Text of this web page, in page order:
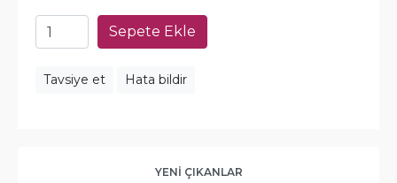
Sepete Ekle
Tavsiye et Hata bildir
YENI ÇIKANLAR